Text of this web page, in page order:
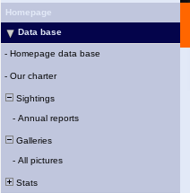
Homepage
Data base
- Homepage data base
- Our charter
Sightings
- Annual reports
Galleries
- All pictures
Stats